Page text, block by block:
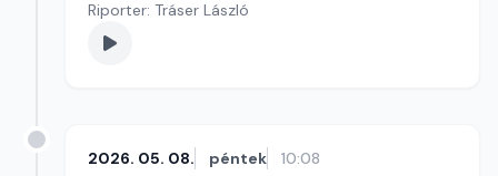
Riporter: Tráser László
2026. 05. 08. péntek 10:08